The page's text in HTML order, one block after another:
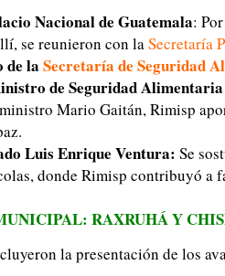
Nacional de Guatemala:
se reunieron con laSecretaría
de la Secretaría de Seguridad
de Seguridad
Mario Gaitán, Rimisp
Luis Enrique Ventura: Se
donde Rimisp contribuyó
RAXRUHÁ Y
la presentación de los